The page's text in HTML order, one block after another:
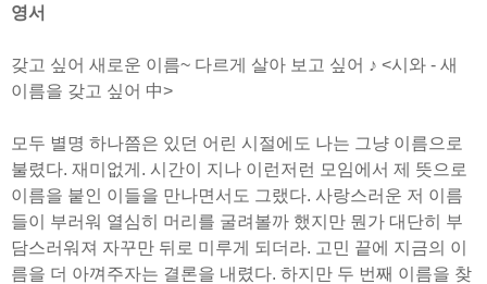
영서
갖고 싶어 새로운 이름~ 다르게 살아 보고 싶어 ♪ <시와 - 새
이름을 갖고 싶어 中>
모두 별명 하나쯤은 있던 어린 시절에도 나는 그냥 이름으로
불렸다. 재미없게. 시간이 지나 이런저런 모임에서 제 뜻으로
이름을 붙인 이들을 만나면서도 그랬다. 사랑스러운 저 이름
들이 부러워 열심히 머리를 굴려볼까 했지만 뭔가 대단히 부
담스러워져 자꾸만 뒤로 미루게 되더라. 고민 끝에 지금의 이
름을 더 아껴주자는 결론을 내렸다. 하지만 두 번째 이름을 찾